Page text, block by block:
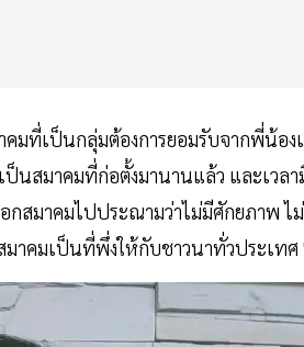
มที่เป็นกลุ่มต้องการยอมรับจากพี่น้อง
นสมาคมที่ก่อตั้งมานานแล้ว และเวล
สมาคมไปประณามว่าไม่มีศักยภาพ
าคมเป็นที่พึ่งให้กับชาวนาทั่วประเทศ